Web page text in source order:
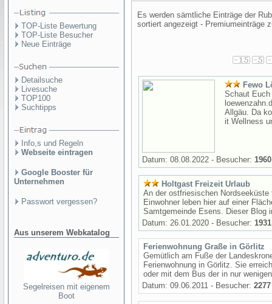
TOP-Liste Bewertung
TOP-Liste Besucher
Neue Einträge
Detailsuche
Livesuche
TOP100
Suchtipps
Info,s und Regeln
Webseite eintragen
Google Booster für
Unternehmen
Passwort vergessen?
Aus unserem Webkatalog
Segelreisen mit eigenem
Boot
Es werden sämtliche Einträge der
sortiert angezeigt - Premiumeinträge
Fewo
Schaut Euch
Allgäu. Da
it Wellness
Datum: 08.08.2022 - Besucher: 1960
Holtgast Freizeit Urlaub
An der ostfriesischen
Einwohner leben hier auf einer
Samtgemeinde Esens. Dieser Blog
Datum: 26.01.2020 - Besucher: 1931
Ferienwohnung Graße in Görlitz
Gemütlich am Fuße der
Ferienwohnung in Görlitz. Sie
oder mit dem Bus der in nur
Datum: 09.06.2011 - Besucher: 2277